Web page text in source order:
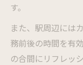
す。
また、駅周辺には
務前後の時間を有
の合間にリフレッ